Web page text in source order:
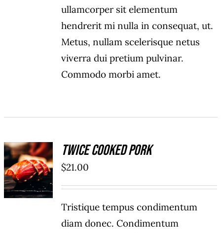
ullamcorper sit elementum
hendrerit mi nulla in consequat, ut.
Metus, nullam scelerisque netus
viverra dui pretium pulvinar.
Commodo morbi amet.
ADD TO
CART
/
DETAILS
Twice Cooked Pork
$21.00
Tristique tempus condimentum
diam donec. Condimentum